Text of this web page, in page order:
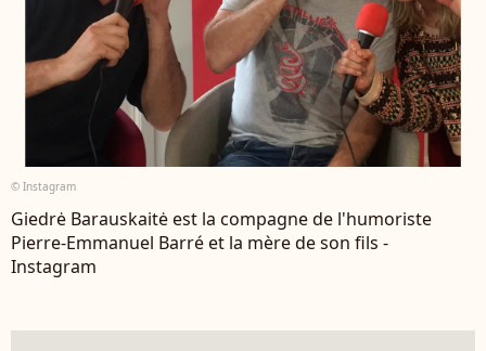
© Instagram
Giedrė Barauskaitė est la compagne de l'humoriste
Pierre-Emmanuel Barré et la mère de son fils -
Instagram